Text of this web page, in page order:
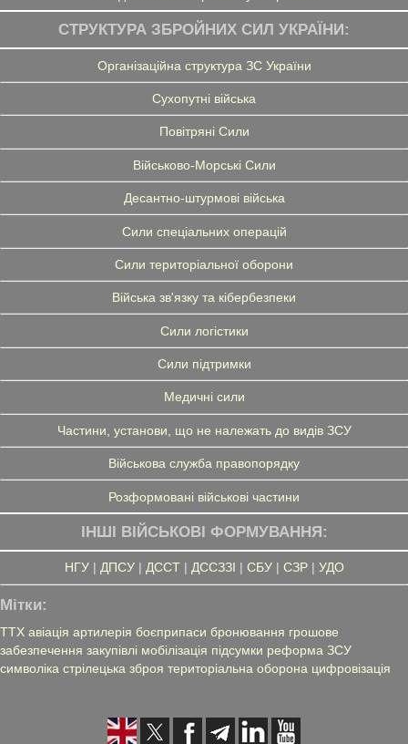
СТРУКТУРА ЗБРОЙНИХ СИЛ УКРАЇНИ:
Організаційна структура ЗС України
Сухопутні війська
Повітряні Сили
Військово-Морські Сили
Десантно-штурмові війська
Сили спеціальних операцій
Сили територіальної оборони
Війська зв'язку та кібербезпеки
Сили логістики
Сили підтримки
Медичні сили
Частини, установи, що не належать до видів ЗСУ
Військова служба правопорядку
Розформовані військові частини
ІНШІ ВІЙСЬКОВІ ФОРМУВАННЯ:
НГУ| ДПСУ| ДССТ| ДССЗЗІ | СБУ| СЗР| УДО
Мітки:
ТТХ авіація артилерія боєприпаси бронювання грошове
забезпечення закупівлі мобілізація підсумки реформа ЗСУ
символіка стрілецька зброя територіальна оборона цифровізація